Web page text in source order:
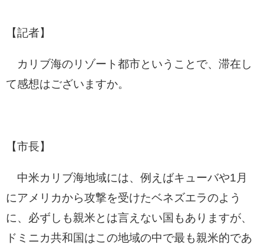
【記者】
カリブ海のリゾート都市ということで、滞在し
て感想はございますか。
【市長】
中米カリブ海地域には、例えばキューバや1月
にアメリカから攻撃を受けたベネズエラのよう
に、必ずしも親米とは言えない国もありますが、
ドミニカ共和国はこの地域の中で最も親米的であ